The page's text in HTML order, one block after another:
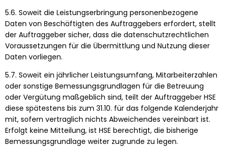
5.6. Soweit die Leistungserbringung personenbezogene
Daten von Beschäftigten des Auftraggebers erfordert, stellt
der Auftraggeber sicher, dass die datenschutzrechtlichen
Voraussetzungen für die Übermittlung und Nutzung dieser
Daten vorliegen.
5.7. Soweit ein jährlicher Leistungsumfang, Mitarbeiterzahlen
oder sonstige Bemessungsgrundlagen für die Betreuung
oder Vergütung maßgeblich sind, teilt der Auftraggeber HSE
diese spätestens bis zum 31.10. für das folgende Kalenderjahr
mit, sofern vertraglich nichts Abweichendes vereinbart ist.
Erfolgt keine Mitteilung, ist HSE berechtigt, die bisherige
Bemessungsgrundlage weiter zugrunde zu legen.